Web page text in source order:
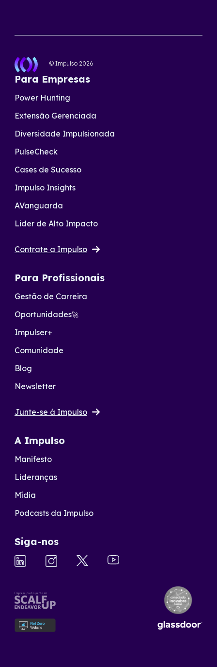
© Impulso 2026
Para Empresas
Power Hunting
Extensão Gerenciada
Diversidade Impulsionada
PulseCheck
Cases de Sucesso
Impulso Insights
AVanguarda
Lider de Alto Impacto
Contrate a Impulso
Para Profissionais
Gestão de Carreira
Oportunidades🚀
Impulser+
Comunidade
Blog
Newsletter
Junte-se à Impulso
A Impulso
Manifesto
Lideranças
Mídia
Podcasts da Impulso
Siga-nos